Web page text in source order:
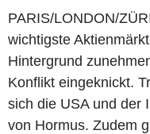
PARIS/LONDON/
wichtigste
Hintergrund
Konflikt eingeknickt.
sich die USA und der
von Hormus. Zudem